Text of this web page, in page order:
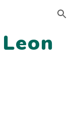
Skip to navigation